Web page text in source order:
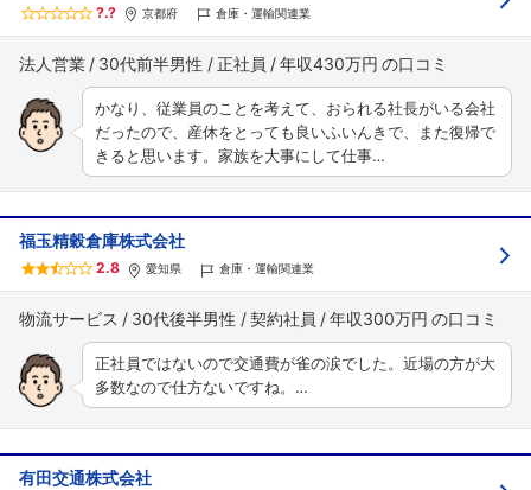
?.? 京都府 倉庫・運輸関連業
法人営業 30代前半男性 正社員 年収430万円
かなり、従業員のことを考えて、おられる社長がいる会社
だったので、産休をとっても良いふいんきで、また復帰で
きると思います。家族を大事にして仕事…
福玉精穀倉庫株式会社
2.8 愛知県 倉庫・運輸関連業
物流サービス 30代後半男性 契約社員 年収300万円
正社員ではないので交通費が雀の涙でした。近場の方が大
多数なので仕方ないですね。…
有田交通株式会社